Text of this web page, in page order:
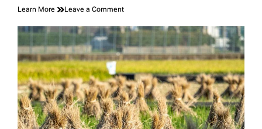
Learn More Leave a Commenton
Pengoperasian
Perontok
Padi
yang
Benar